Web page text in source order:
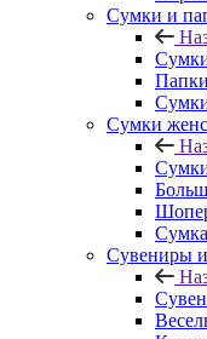
Сумки и
Сумки
Сувениры